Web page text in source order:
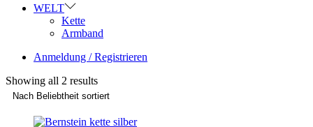
WELT
Kette
Armband
Anmeldung / Registrieren
Showing all 2 results